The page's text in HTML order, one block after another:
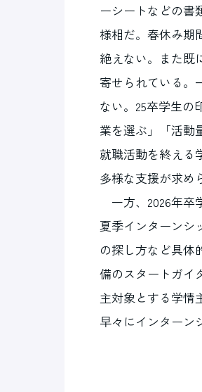
ーシートなどの書
様相だ。春休み期
絶えない。また既
寄せられている。
ない。25卒学生の
業を選ぶ」「活動
就職活動を終える
多様な支援が求め
一方、2026年卒
夏季インターンシ
の探し方など具体
備のスタートガイ
主対象とする学情
早々にインターン